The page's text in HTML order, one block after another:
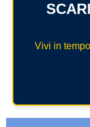
Vivi in